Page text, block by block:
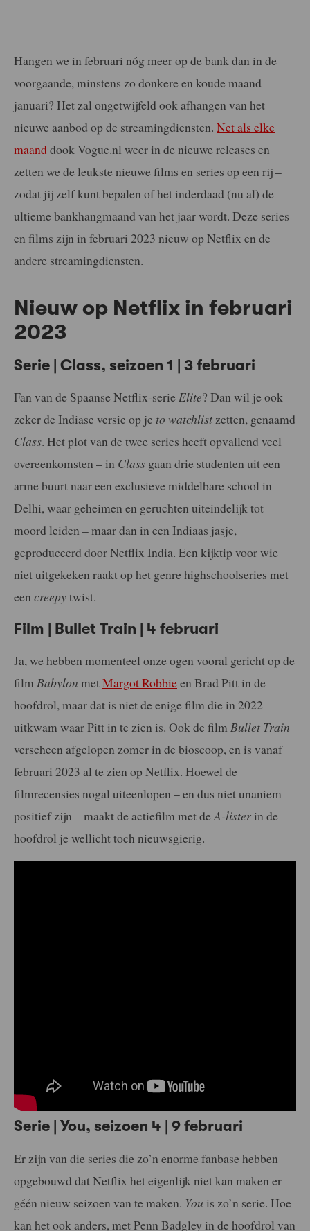
Hangen we in februari nóg meer op de bank dan in de
voorgaande, minstens zo donkere en koude maand
januari? Het zal ongetwijfeld ook afhangen van het
nieuwe aanbod op de streamingdiensten. Net als elke
maanddook Vogue.nl weer in de nieuwe releases en
zetten we de leukste nieuwe films en series op een rij –
zodat jij zelf kunt bepalen of het inderdaad (nu al) de
ultieme bankhangmaand van het jaar wordt. Deze series
en films zijn in februari 2023 nieuw op Netflix en de
andere streamingdiensten.
Nieuw op Netflix in februari
2023
Serie | Class, seizoen 1 | 3 februari
Fan van de Spaanse Netflix-serie Elite? Dan wil je ook
zeker de Indiase versie op je to watchlistzetten, genaamd
Class. Het plot van de twee series heeft opvallend veel
overeenkomsten – in Class gaan drie studenten uit een
arme buurt naar een exclusieve middelbare school in
Delhi, waar geheimen en geruchten uiteindelijk tot
moord leiden – maar dan in een Indiaas jasje,
geproduceerd door Netflix India. Een kijktip voor wie
niet uitgekeken raakt op het genre highschoolseries met
een creepytwist.
Film | Bullet Train | 4 februari
Ja, we hebben momenteel onze ogen vooral gericht op de
film Babylon metMargot Robbieen Brad Pitt in de
hoofdrol, maar dat is niet de enige film die in 2022
uitkwam waar Pitt in te zien is. Ook de film Bullet Train
verscheen afgelopen zomer in de bioscoop, en is vanaf
februari 2023 al te zien op Netflix. Hoewel de
filmrecensies nogal uiteenlopen – en dus niet unaniem
positief zijn – maakt de actiefilm met deA-lister in de
hoofdrol je wellicht toch nieuwsgierig.
Serie | You, seizoen 4 | 9 februari
Er zijn van die series die zo’n enorme fanbase hebben
opgebouwd dat Netflix het eigenlijk niet kan maken er
géén nieuw seizoen van te maken. You is zo’n serie. Hoe
kan het ook anders, met Penn Badgley in de hoofdrol van